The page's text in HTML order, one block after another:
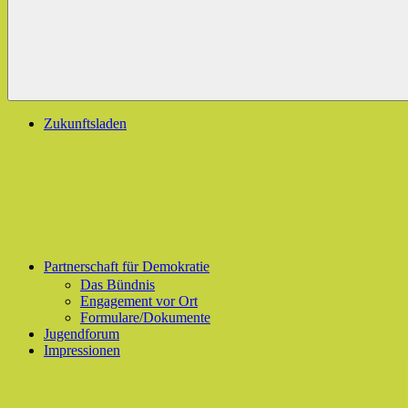
Zukunftsladen
Partnerschaft für Demokratie
Das Bündnis
Engagement vor Ort
Formulare/Dokumente
Jugendforum
Impressionen